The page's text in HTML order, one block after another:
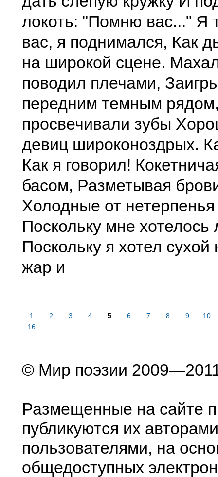
локоть: "Помню вас..." Я
вас, я поднимался, Как
на широкой сцене.
поводил плечами,
передним темным
просвечивали зубы
девиц широконоздрых.
Как я говорил!
басом, Разметывая
Холодные от нетерпенья
Поскольку мне хотелось
Поскольку я хотел сухой
жар и
1 2 3 4 5 6 7 8 9
10
16
© Мир поэзии
Размещенные на сайте
публикуются их
пользователями, на
общедоступных